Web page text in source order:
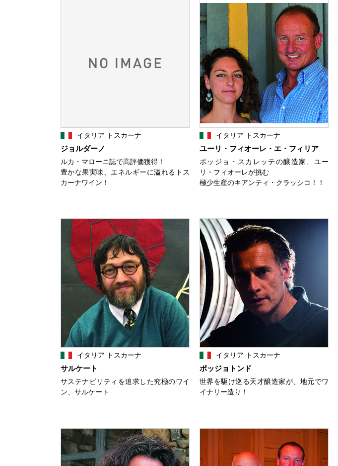
イタリア トスカーナ
ジョルダーノ
ルカ・マローニ誌で高評価獲得！
豊かな果実味、エネルギーに溢れるトス
カーナワイン！
イタリア トスカーナ
ユーリ・フィオーレ・エ・フィリア
ポッジョ・スカレッテの醸造家、ユー
リ・フィオーレが挑む
極少生産のキアンティ・クラッシコ！！
イタリア トスカーナ
サルケート
サステナビリティを追求した究極のワイ
ン、サルケート
イタリア トスカーナ
ポッジョトンド
世界を駆け巡る天才醸造家が、地元でワ
イナリー造り！